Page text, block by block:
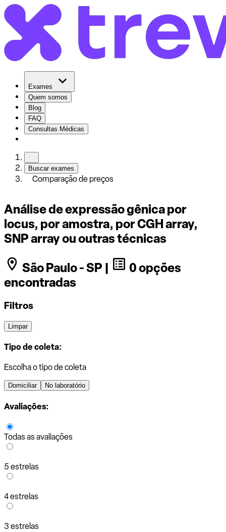
Exames
Quem somos
Blog
FAQ
Consultas Médicas
Buscar exames
Comparação de preços
Análise de expressão gênica por
locus, por amostra, por CGH array,
SNP array ou outras técnicas
São Paulo - SP |
0 opções
encontradas
Filtros
Limpar
Tipo de coleta:
Escolha o tipo de coleta
Domiciliar No laboratório
Avaliações:
Todas as avaliações
5 estrelas
4 estrelas
3 estrelas